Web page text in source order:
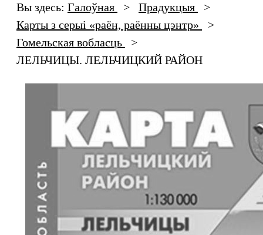
Вы здесь: Галоўная > Прадукцыя
>
Карты з серыі «раён, раённы цэнтр»
>
Гомельская вобласць
>
ЛЕЛЬЧИЦЫ. ЛЕЛЬЧИЦКИЙ РАЙОН